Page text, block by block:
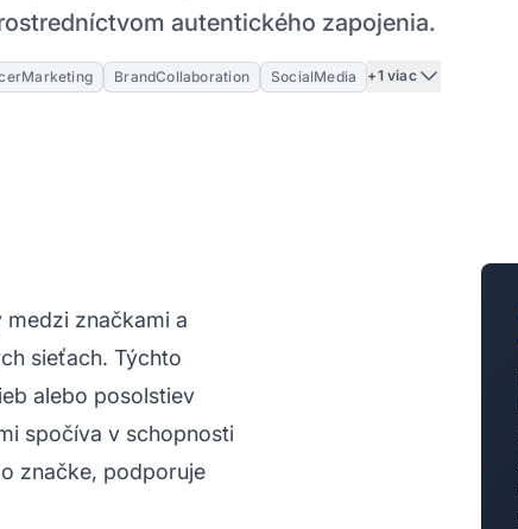
autentického zapojenia.
BrandCollaboration SocialMedia +1 viac
značkami a
sieťach. Týchto
alebo posolstiev
spočíva v schopnosti
značke, podporuje